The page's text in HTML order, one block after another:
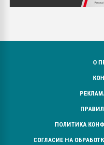
О
ПОЛИТИКА
СОГЛАСИЕ НА